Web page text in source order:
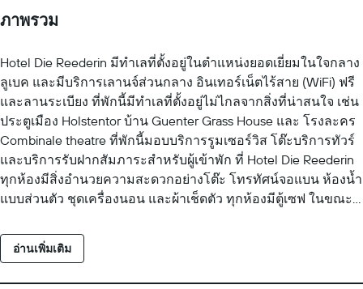
ภาพรวม
Hotel Die Reederin มีทำเลที่ตั้งอยู่ในตำแหน่งยอดเยี่ยมในใจกลาง
ลูเบค และมีบริการเลานจ์ส่วนกลาง อินเทอร์เน็ตไร้สาย (WiFi) ฟรี
และลานระเบียง ที่พักนี้มีทำเลที่ตั้งอยู่ไม่ไกลจากสิ่งที่น่าสนใจ เช่น
ประตูเมือง Holstentor บ้าน Guenter Grass House และ โรงละคร
Combinale theatre ที่พักนี้มอบบริการรูมเซอร์วิส โต๊ะบริการทัวร์
และบริการรับฝากสัมภาระสำหรับผู้เข้าพัก ที่ Hotel Die Reederin
ทุกห้องมีสิ่งอำนวยความสะดวกอย่างโต๊ะ โทรทัศน์จอแบน ห้องน้ำ
แบบส่วนตัว ชุดเครื่องนอน และผ้าเช็ดตัว ทุกห้องมีตู้เซฟ ในขณะที่
อาหารจานเดียวและคอนติเนนตัล สถานที่น่าสนใจยอดนิยมที่อยู่
ใกล้ Hotel Die Reederin ได้แก่ ร้านอาหาร Schiffergesellschaft
อ่านเพิ่มเติม